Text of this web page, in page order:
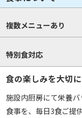
複数メニューあり
特別食対応
食の楽しみを大切に
施設内厨房にて栄養
食事を、毎日3食ご提